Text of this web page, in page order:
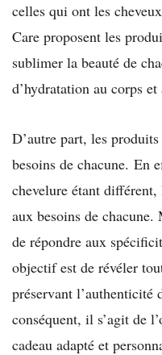
celles qui ont les
Care proposent les
sublimer la beauté de
d’hydratation au corps et
D’autre part, les
besoins de chacune. En
chevelure étant différent,
aux besoins de
de répondre aux
objectif est de révéler
préservant l’authenticité
conséquent, il s’agit de
cadeau adapté et